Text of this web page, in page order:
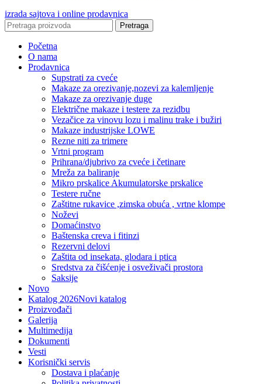
izrada sajtova i online prodavnica
Pretraga
Početna
O nama
Prodavnica
Supstrati za cveće
Makaze za orezivanje,nozevi za kalemljenje
Makaze za orezivanje duge
Električne makaze i testere za rezidbu
Vezačice za vinovu lozu i malinu trake i bužiri
Makaze industrijske LOWE
Rezne niti za trimere
Vrtni program
Prihrana/djubrivo za cveće i četinare
Mreža za baliranje
Mikro prskalice Akumulatorske prskalice
Testere ručne
Zaštitne rukavice ,zimska obuća , vrtne klompe
Noževi
Domaćinstvo
Baštenska creva i fitinzi
Rezervni delovi
Zaštita od insekata, glodara i ptica
Sredstva za čišćenje i osveživači prostora
Saksije
Novo
Katalog 2026Novi katalog
Proizvođači
Galerija
Multimedija
Dokumenti
Vesti
Korisnički servis
Dostava i plaćanje